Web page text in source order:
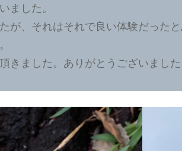
ました。
、それはそれで良い体験だったと
ました。ありがとうございました